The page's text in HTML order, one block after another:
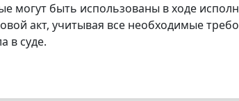
могут быть использованы в ходе
акт, учитывая все необходимые
в суде.